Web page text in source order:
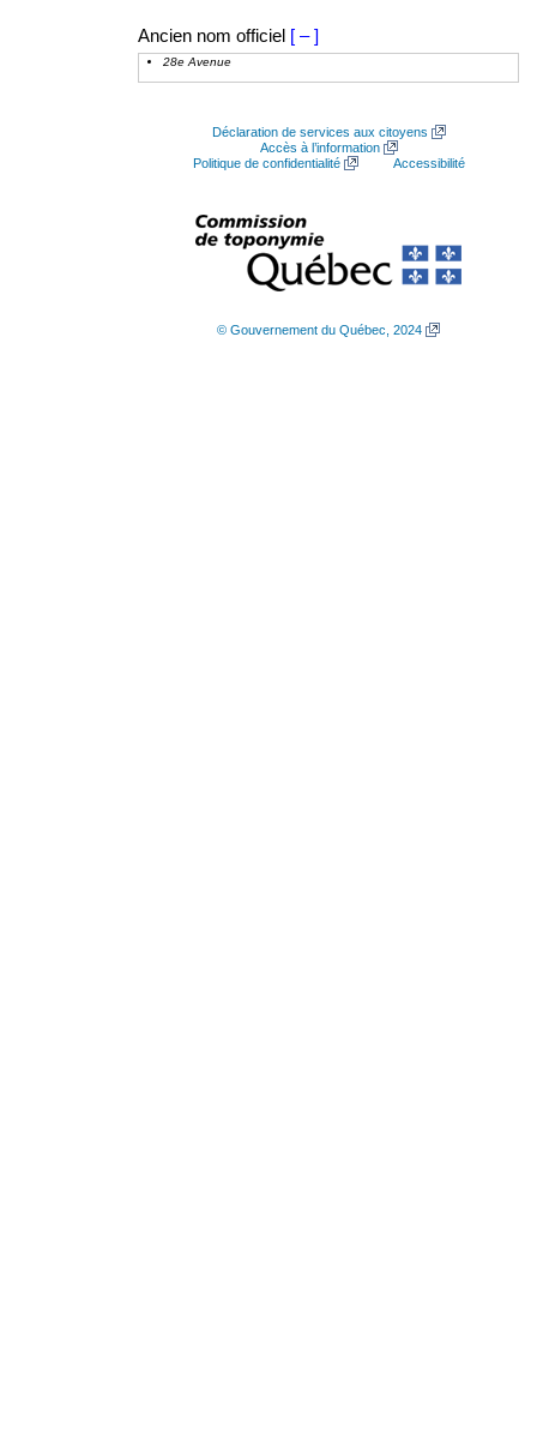
Ancien nom officiel [ – ]
28e Avenue
Déclaration de services aux citoyens
Accès à l’information
Politique de confidentialité
Accessibilité
© Gouvernement du Québec, 2024